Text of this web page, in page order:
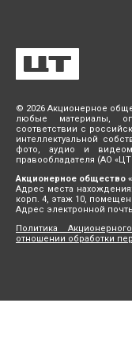
© 2026 Акционерное
любые материалы,
соответствии с
интеллектуальной
фото, аудио и
правообладателя (АО
Акционерное общество
Адрес места
корп. 4, этаж 10,
Адрес электронной
Политика
отношении обработки